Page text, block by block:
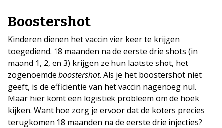
Boostershot
Kinderen dienen het vaccin vier keer te krijgen
toegediend. 18 maanden na de eerste drie shots (in
maand 1, 2, en 3) krijgen ze hun laatste shot, het
zogenoemde boostershot. Als je het boostershot niet
geeft, is de efficiëntie van het vaccin nagenoeg nul.
Maar hier komt een logistiek probleem om de hoek
kijken. Want hoe zorg je ervoor dat de koters precies
terugkomen 18 maanden na de eerste drie injecties?